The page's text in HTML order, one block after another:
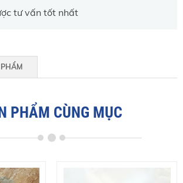
tư vấn tốt nhất
PHẨM CÙNG MỤC